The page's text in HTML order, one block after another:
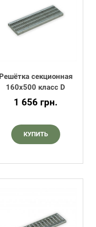
Решётка секционная
160х500 класс D
1 656 грн.
КУПИТЬ